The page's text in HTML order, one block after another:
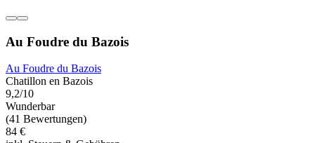
Au Foudre du Bazois
Au Foudre du Bazois
Chatillon en Bazois
9,2/10
Wunderbar
(41 Bewertungen)
84 €